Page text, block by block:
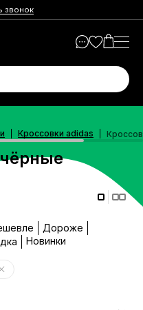
звонок
Кроссовки adidas
Дороже
Новинки